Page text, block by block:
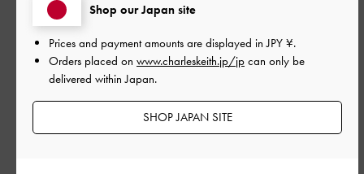
サイズ: 37/23.5cm |カラー: ブラック系
デザイン
品質
Shop our Japan site
Prices and payment amounts are displayed inJPY ¥.
Orders placed on www.charleskeith.jp/jp can only be
delivered within Japan.
SHOP JAPAN SITE